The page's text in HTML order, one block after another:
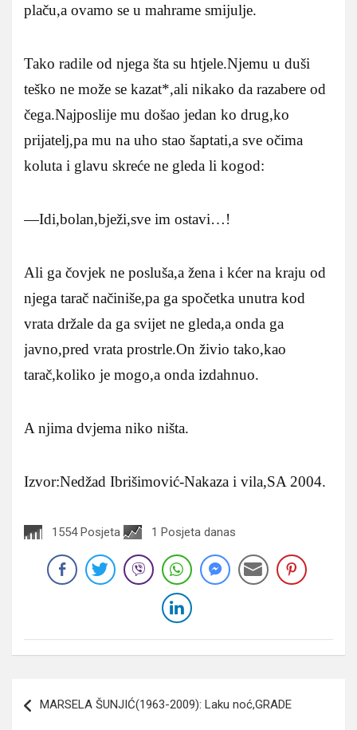
plaču,a ovamo se u mahrame smijulje.
Tako radile od njega šta su htjele.Njemu u duši
teško ne može se kazat*,ali nikako da razabere od
čega.Najposlije mu došao jedan ko drug,ko
prijatelj,pa mu na uho stao šaptati,a sve očima
koluta i glavu skreće ne gleda li kogod:
—Idi,bolan,bježi,sve im ostavi…!
Ali ga čovjek ne posluša,a žena i kćer na kraju od
njega tarač načiniše,pa ga spočetka unutra kod
vrata držale da ga svijet ne gleda,a onda ga
javno,pred vrata prostrle.On živio tako,kao
tarač,koliko je mogo,a onda izdahnuo.
A njima dvjema niko ništa.
Izvor:Nedžad Ibrišimović-Nakaza i vila,SA 2004.
1554 Posjeta 1 Posjeta danas
članaka
MARSELA ŠUNJIĆ(1963-2009): Laku noć,GRADE